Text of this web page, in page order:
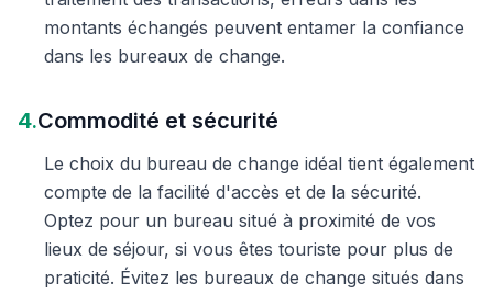
montants échangés peuvent entamer la confiance
dans les bureaux de change.
4.Commodité et sécurité
Le choix du bureau de change idéal tient également
compte de la facilité d'accès et de la sécurité.
Optez pour un bureau situé à proximité de vos
lieux de séjour, si vous êtes touriste pour plus de
praticité. Évitez les bureaux de change situés dans